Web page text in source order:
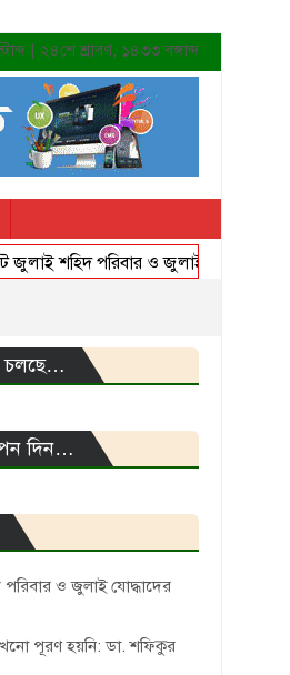
| ২৪শে শ্রাবণ, ১৪৩৩ বঙ্গাব্দ
শহিদ পরিবার ও জুলাই যোদ্ধাদের
চলছে…
দিন…
পরিবার ও জুলাই যোদ্ধাদের
পূরণ হয়নি: ডা. শফিকুর